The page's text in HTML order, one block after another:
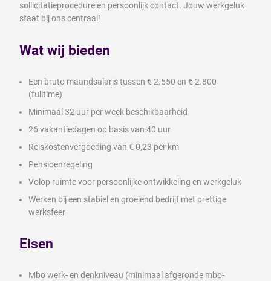
sollicitatieprocedure en persoonlijk contact. Jouw werkgeluk
staat bij ons centraal!
Wat wij bieden
Een bruto maandsalaris tussen € 2.550 en € 2.800
(fulltime)
Minimaal 32 uur per week beschikbaarheid
26 vakantiedagen op basis van 40 uur
Reiskostenvergoeding van € 0,23 per km
Pensioenregeling
Volop ruimte voor persoonlijke ontwikkeling en werkgeluk
Werken bij een stabiel en groeiend bedrijf met prettige
werksfeer
Eisen
Mbo werk- en denkniveau (minimaal afgeronde mbo-